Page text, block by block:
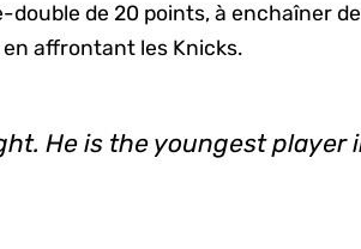
double de 20 points, à enchaîner
affrontant les Knicks.
He is the youngest player